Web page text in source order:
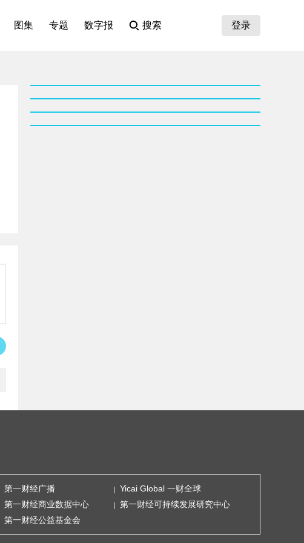
图集 专题 数字报 搜索 登录
第一财经广播
Yicai Global 一财全球
第一财经商业数据中心
第一财经可持续发展研究中心
第一财经公益基金会